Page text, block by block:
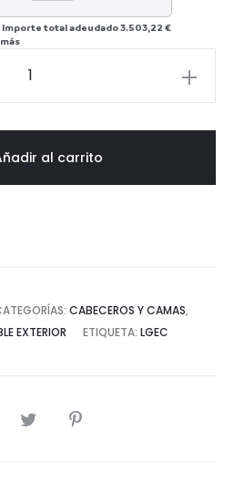
Importe total adeudado3.503,22 €
al carrito
CABECEROS Y CAMAS,
EXTERIOR ETIQUETA: LGEC